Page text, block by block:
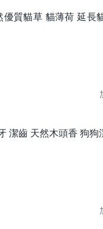
質貓草 貓薄荷 延長
潔齒 天然木頭香 狗